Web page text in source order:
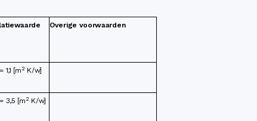
Overige voorwaarden
1,1 [m2 K/w]
3,5 [m2 K/w]